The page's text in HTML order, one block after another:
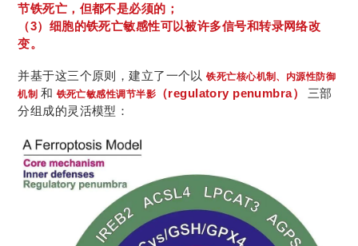
节铁死亡，但都不是必须的；
（3）细胞的铁死亡敏感性可以被许多信号和转录网络改
变。
并基于这三个原则，建立了一个以铁死亡核心机制、内源性防御
机制 和 铁死亡敏感性调节半影（regulatory penumbra）
三部
分组成的灵活模型：